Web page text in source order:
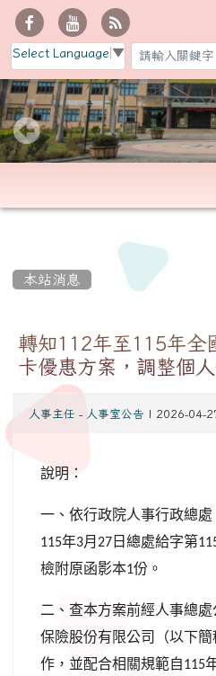
Select Language ▼
本站消息
轉知112年至115年全
卡優惠方案，調整個
人事主任 - 人事室公告 | 2026-04-
說明：
一、依行政院人事行政總處
115年3月 27 日總處給字第
檢附原函影本1份。
二、查本方案前經人事總
保險股份有限公司（以下
作，並配合相關規範自115